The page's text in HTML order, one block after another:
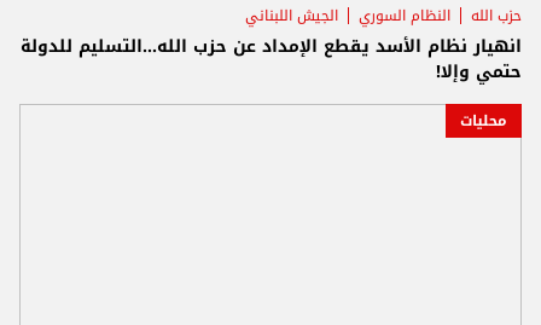
حزب الله النظام السوري الجيش اللبناني
انهيار نظام الأسد يقطع الإمداد عن حزب الله...التسليم للدولة
حتمي وإلا!
محليات